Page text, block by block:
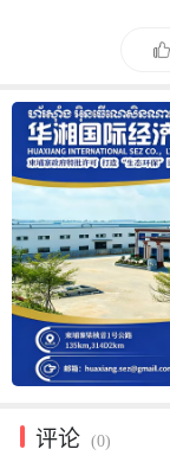
评论 (0)